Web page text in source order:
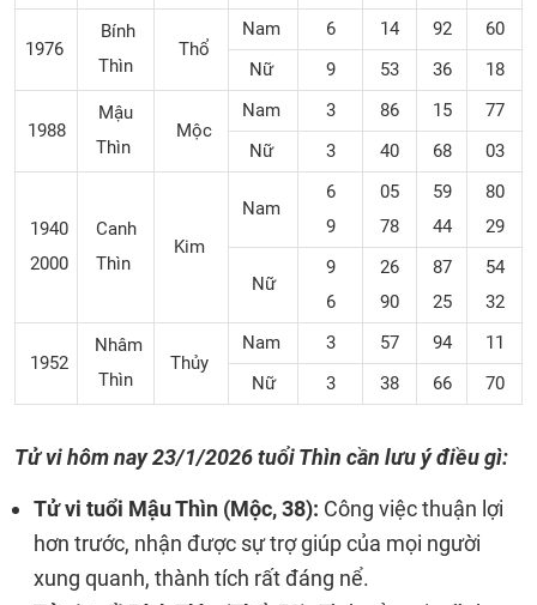
1976
Bính
Thìn
Thổ
Nam 6 14 92
60
Nữ
9 53 36 18
1988
Mậu
Thìn
Mộc
Nam 3 86 15
77
Nữ
3 40 68 03
1940
2000
Canh
Thìn
Kim
Nam
6
9
05
78
59
44
80
29
Nữ
9
6
26
90
87
25
54
32
1952
Nhâm
Thìn
Thủy
Nam 3 57 94
11
Nữ
3 38 66 70
Tử vi hôm nay23/1/2026tuổi Thìn cần lưu ý điều gì:
Tử vi tuổi Mậu Thìn (Mộc, 38): Công việc thuận lợi
hơn trước, nhận được sự trợ giúp của mọi người
xung quanh, thành tích rất đáng nể.